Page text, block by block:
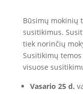
Būsimų mokinių
susitikimus.
tiek norinčių
Susitikimų
visuose
Vasario 25 d.